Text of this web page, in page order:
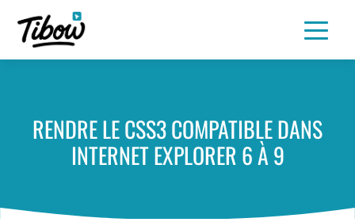
RENDRE LE CSS3 COMPATIBLE DANS
INTERNET EXPLORER 6 À 9